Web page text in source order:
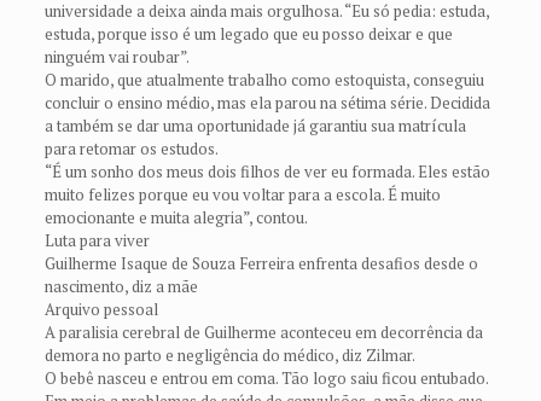
universidade a deixa ainda mais orgulhosa. “Eu só pedia: estuda,
estuda, porque isso é um legado que eu posso deixar e que
ninguém vai roubar”.
O marido, que atualmente trabalho como estoquista, conseguiu
concluir o ensino médio, mas ela parou na sétima série. Decidida
a também se dar uma oportunidade já garantiu sua matrícula
para retomar os estudos.
“É um sonho dos meus dois filhos de ver eu formada. Eles estão
muito felizes porque eu vou voltar para a escola. É muito
emocionante e muita alegria”, contou.
Luta para viver
Guilherme Isaque de Souza Ferreira enfrenta desafios desde o
nascimento, diz a mãe
Arquivo pessoal
A paralisia cerebral de Guilherme aconteceu em decorrência da
demora no parto e negligência do médico, diz Zilmar.
O bebê nasceu e entrou em coma. Tão logo saiu ficou entubado.